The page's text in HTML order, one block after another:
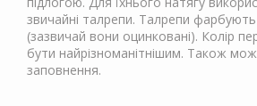
звичайні талрепи. Талрепи фарбують
(зазвичай вони оцинковані). Колір
бути найрізноманітнішим. Також
заповнення.